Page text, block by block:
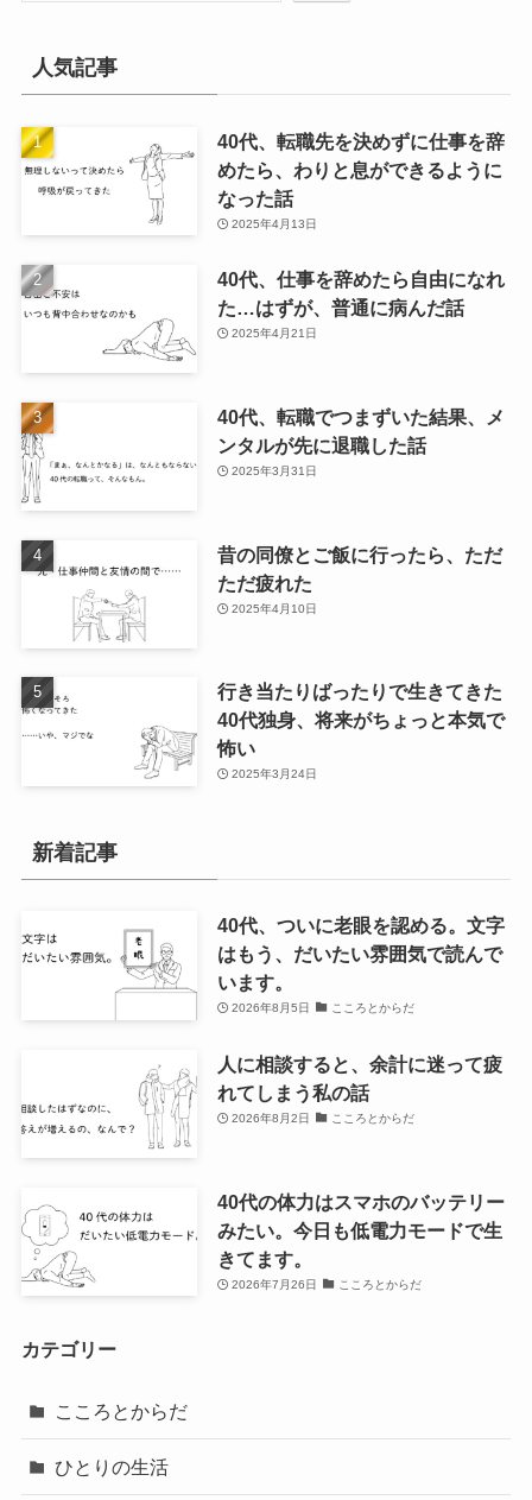
人気記事
40代、転職先を決めずに仕事を辞
めたら、わりと息ができるように
なった話
2025年4月13日
40代、仕事を辞めたら自由になれ
た…はずが、普通に病んだ話
2025年4月21日
40代、転職でつまずいた結果、メ
ンタルが先に退職した話
2025年3月31日
昔の同僚とご飯に行ったら、ただ
ただ疲れた
2025年4月10日
行き当たりばったりで生きてきた
40代独身、将来がちょっと本気で
怖い
2025年3月24日
新着記事
40代、ついに老眼を認める。文字
はもう、だいたい雰囲気で読んで
います。
2026年8月5日 こころとからだ
人に相談すると、余計に迷って疲
れてしまう私の話
2026年8月2日 こころとからだ
40代の体力はスマホのバッテリー
みたい。今日も低電力モードで生
きてます。
2026年7月26日 こころとからだ
カテゴリー
こころとからだ
ひとりの生活